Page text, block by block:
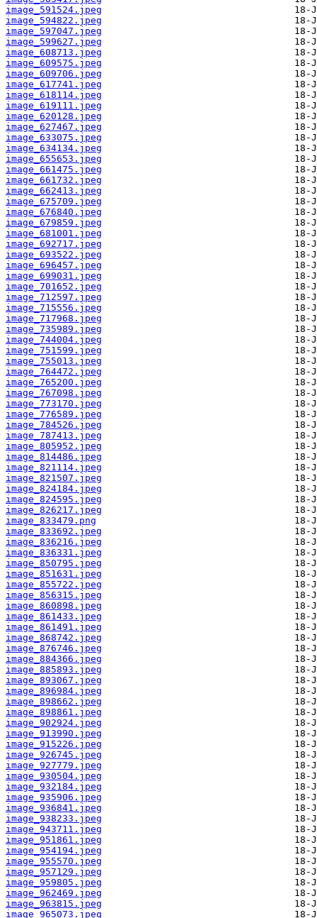
image_591524.jpeg
image_594822.jpeg
image_597047.jpeg
image_599627.jpeg
image_608713.jpeg
image_609575.jpeg
image_609706.jpeg
image_617741.jpeg
image_618114.jpeg
image_619111.jpeg
image_620128.jpeg
image_627467.jpeg
image_633075.jpeg
image_634134.jpeg
image_655653.jpeg
image_661475.jpeg
image_661732.jpeg
image_662413.jpeg
image_675709.jpeg
image_676840.jpeg
image_679859.jpeg
image_681001.jpeg
image_692717.jpeg
image_693522.jpeg
image_696457.jpeg
image_699031.jpeg
image_701652.jpeg
image_712597.jpeg
image_715556.jpeg
image_717968.jpeg
image_735989.jpeg
image_744004.jpeg
image_751599.jpeg
image_755013.jpeg
image_764472.jpeg
image_765200.jpeg
image_767098.jpeg
image_773170.jpeg
image_776589.jpeg
image_784526.jpeg
image_787413.jpeg
image_805952.jpeg
image_814486.jpeg
image_821114.jpeg
image_821507.jpeg
image_824184.jpeg
image_824595.jpeg
image_826217.jpeg
image_833479.png
image_833692.jpeg
image_836216.jpeg
image_836331.jpeg
image_850795.jpeg
image_851631.jpeg
image_855722.jpeg
image_856315.jpeg
image_860898.jpeg
image_861433.jpeg
image_861491.jpeg
image_868742.jpeg
image_876746.jpeg
image_884366.jpeg
image_885893.jpeg
image_893067.jpeg
image_896984.jpeg
image_898662.jpeg
image_898861.jpeg
image_902924.jpeg
image_913990.jpeg
image_915226.jpeg
image_926745.jpeg
image_927779.jpeg
image_930504.jpeg
image_932184.jpeg
image_935906.jpeg
image_936841.jpeg
image_938233.jpeg
image_943711.jpeg
image_951861.jpeg
image_954194.jpeg
image_955570.jpeg
image_957129.jpeg
image_959805.jpeg
image_962469.jpeg
image_963815.jpeg
image_965073.jpeg